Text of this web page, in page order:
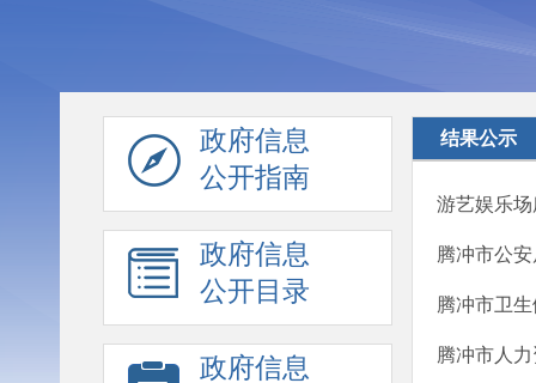
政府信息
公开指南
政府信息
公开目录
政府信息
结果公示
游艺娱乐
腾冲市公
腾冲市卫
腾冲市人